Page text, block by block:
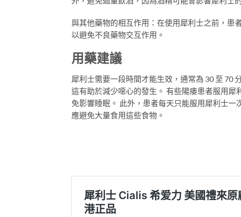
與其他藥物的相互作用：在使用犀利士之前，患
以避免不良藥物交互作用。
用藥建議
犀利士需要一段時間才能生效，通常為 30 至 70
這有助於減少噁心的發生。 有些陽痿患者服用
免影響睡眠。 此外，患者每天只能服用犀利士
應避免大量食用這些食物。